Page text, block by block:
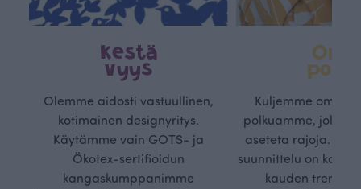
Kestä
vyys
Olemme aidosti vastuullinen,
kotimainen designyritys.
Käytämme vain GOTS- ja
Ökotex-sertifioidun
kangaskumppanimme
Oma
Kuljemme omaa,
polkuamme, jolla
aseteta rajoja.
suunnittelu on
kauden